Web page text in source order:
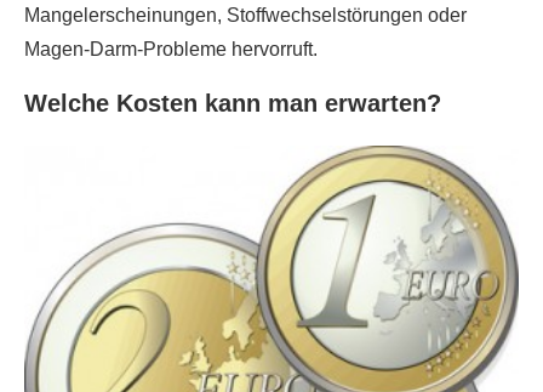
Mangelerscheinungen, Stoffwechselstörungen oder
Magen-Darm-Probleme hervorruft.
Welche Kosten kann man erwarten?